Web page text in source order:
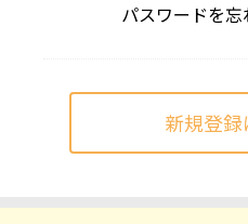
パスワードを
新規登